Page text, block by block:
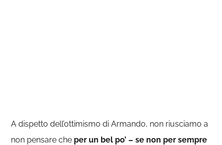
A dispetto dell’ottimismo di Armando, non riusciamo a
non pensare che per un bel po’ – se non per sempre